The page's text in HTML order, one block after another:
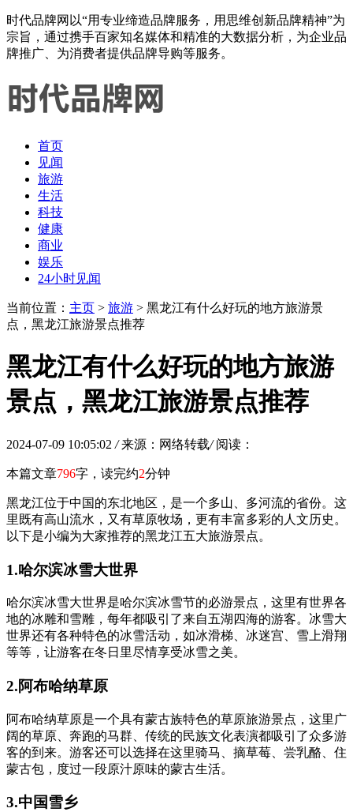
时代品牌网以“用专业缔造品牌服务，用思维创新品牌精神”为
宗旨，通过携手百家知名媒体和精准的大数据分析，为企业品
牌推广、为消费者提供品牌导购等服务。
首页
见闻
旅游
生活
科技
健康
商业
娱乐
24小时见闻
当前位置： 主页 > 旅游 > 黑龙江有什么好玩的地方旅游景
点，黑龙江旅游景点推荐
黑龙江有什么好玩的地方旅游
景点，黑龙江旅游景点推荐
2024-07-09 10:05:02 / 来源：网络转载/ 阅读：
本篇文章796字，读完约2分钟
黑龙江位于中国的东北地区，是一个多山、多河流的省份。这
里既有高山流水，又有草原牧场，更有丰富多彩的人文历史。
以下是小编为大家推荐的黑龙江五大旅游景点。
1.哈尔滨冰雪大世界
哈尔滨冰雪大世界是哈尔滨冰雪节的必游景点，这里有世界各
地的冰雕和雪雕，每年都吸引了来自五湖四海的游客。冰雪大
世界还有各种特色的冰雪活动，如冰滑梯、冰迷宫、雪上滑翔
等等，让游客在冬日里尽情享受冰雪之美。
2.阿布哈纳草原
阿布哈纳草原是一个具有蒙古族特色的草原旅游景点，这里广
阔的草原、奔跑的马群、传统的民族文化表演都吸引了众多游
客的到来。游客还可以选择在这里骑马、摘草莓、尝乳酪、住
蒙古包，度过一段原汁原味的蒙古生活。
3.中国雪乡